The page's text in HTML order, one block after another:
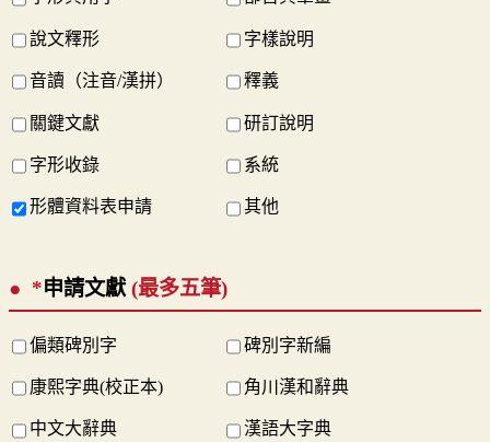
說文釋形 字樣說明
音讀（注音/漢拼） 釋義
關鍵文獻 研訂說明
字形收錄 系統
形體資料表申請 其他
*申請文獻 (最多五筆)
偏類碑別字 碑別字新編
康熙字典(校正本) 角川漢和辭典
中文大辭典 漢語大字典